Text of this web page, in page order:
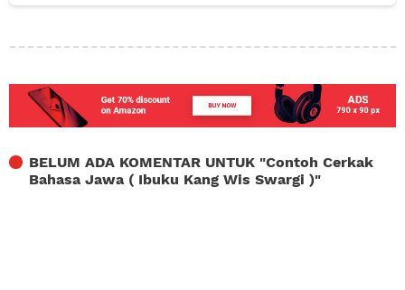
BELUM ADA KOMENTAR UNTUK "Contoh Cerkak
Bahasa Jawa ( Ibuku Kang Wis Swargi )"